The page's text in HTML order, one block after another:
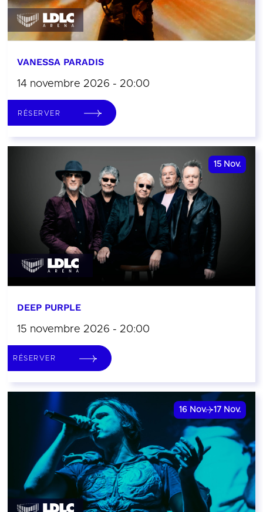
VANESSA PARADIS
14 novembre 2026 - 20:00
RÉSERVER
15 Nov.
DEEP PURPLE
15 novembre 2026 - 20:00
RÉSERVER
16 Nov. 17 Nov.